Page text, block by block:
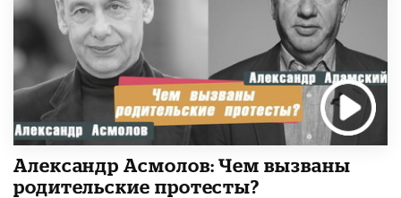
Александр Асмолов: Чем вызваны
родительские протесты?